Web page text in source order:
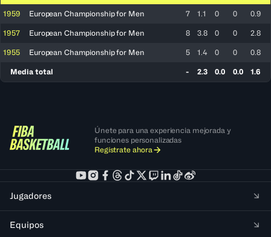
1959 European Championship for Men 7 1.1 0 0 0.9
1957 European Championship for Men 8 3.8 0 0 2.8
1955 European Championship for Men 5 1.4 0 0 0.8
Media total - 2.3 0.0 0.0 1.6
Únete para una experiencia mejorada y
funciones personalizadas
Regístrate ahora
Jugadores
Equipos